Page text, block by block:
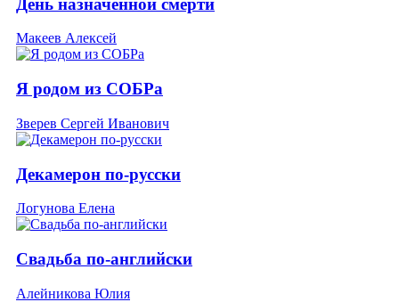
День назначенной смерти
Макеев Алексей
Я родом из СОБРа
Зверев Сергей Иванович
Декамерон по-русски
Логунова Елена
Свадьба по-английски
Алейникова Юлия